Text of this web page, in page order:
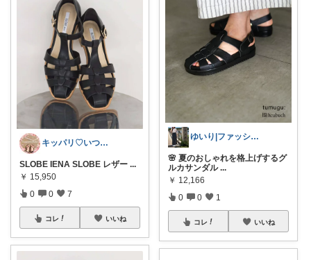
キッパリ♡いつもありがとうございます🌸
SLOBE IENA SLOBE レザー ...
￥ 15,950
0 0 7
コレ いいね
ゆいり|ファッション👗
🌸 夏のおしゃれを格上げするグ
ルカサンダル ...
￥ 12,166
0 0 1
コレ いいね